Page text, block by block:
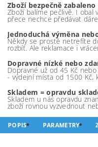
Zboží bezpečně zabaleno
Zboží balíme pečlivě. I obal
přece nechce předávat
Jednoduchá výměna
Někdy se prostě netrefíte
rozbít. Ale reklamace i
Dopravné nízké nebo
Dopravné už od 45 Kč
- výdejní místa od 1500 Kč,
Skladem = opravdu
Skladem u nás opravdu
zboží rovnou vyzvednout
POPIS PARAMETRY